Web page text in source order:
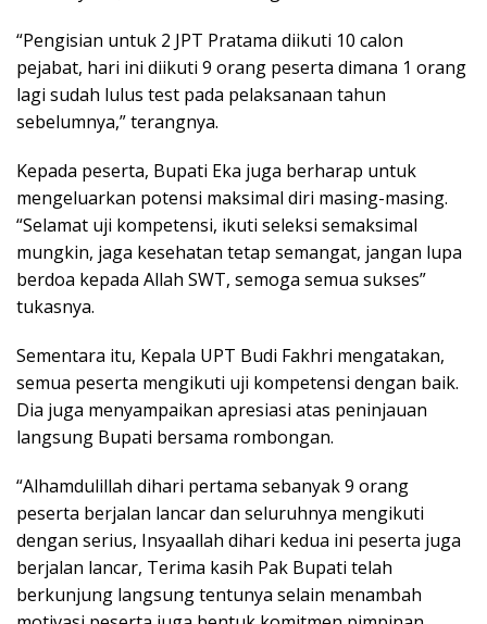
“Pengisian untuk 2 JPT Pratama diikuti 10 calon
pejabat, hari ini diikuti 9 orang peserta dimana 1 orang
lagi sudah lulus test pada pelaksanaan tahun
sebelumnya,” terangnya.
Kepada peserta, Bupati Eka juga berharap untuk
mengeluarkan potensi maksimal diri masing-masing.
“Selamat uji kompetensi, ikuti seleksi semaksimal
mungkin, jaga kesehatan tetap semangat, jangan lupa
berdoa kepada Allah SWT, semoga semua sukses”
tukasnya.
Sementara itu, Kepala UPT Budi Fakhri mengatakan,
semua peserta mengikuti uji kompetensi dengan baik.
Dia juga menyampaikan apresiasi atas peninjauan
langsung Bupati bersama rombongan.
“Alhamdulillah dihari pertama sebanyak 9 orang
peserta berjalan lancar dan seluruhnya mengikuti
dengan serius, Insyaallah dihari kedua ini peserta juga
berjalan lancar, Terima kasih Pak Bupati telah
berkunjung langsung tentunya selain menambah